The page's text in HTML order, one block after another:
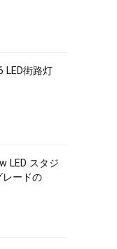
LED街路灯
LED スタジ
レードの